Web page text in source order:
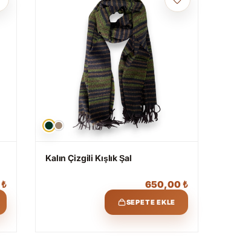
₺
Kalın Çizgili Kışlık Şal
650,00₺
SEPETE EKLE